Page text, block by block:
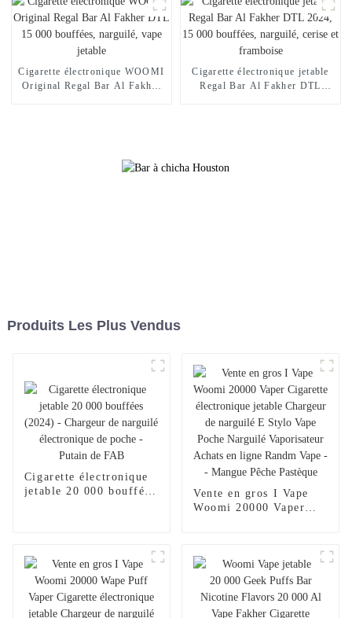
menthe
Dream
Cigarette électronique WOOMI
Original Regal Bar Al Fakher
Cigarette électronique jetable
Regal Bar Al Fakher DTL
Produits Les Plus Vendus
Cigarette électronique
jetable 20 000 bouffées
Vente en gros I Vape
Woomi 20000 Vaper
Poche Narguilé
Vaporisateur Achats en
ligne Randm Vape --